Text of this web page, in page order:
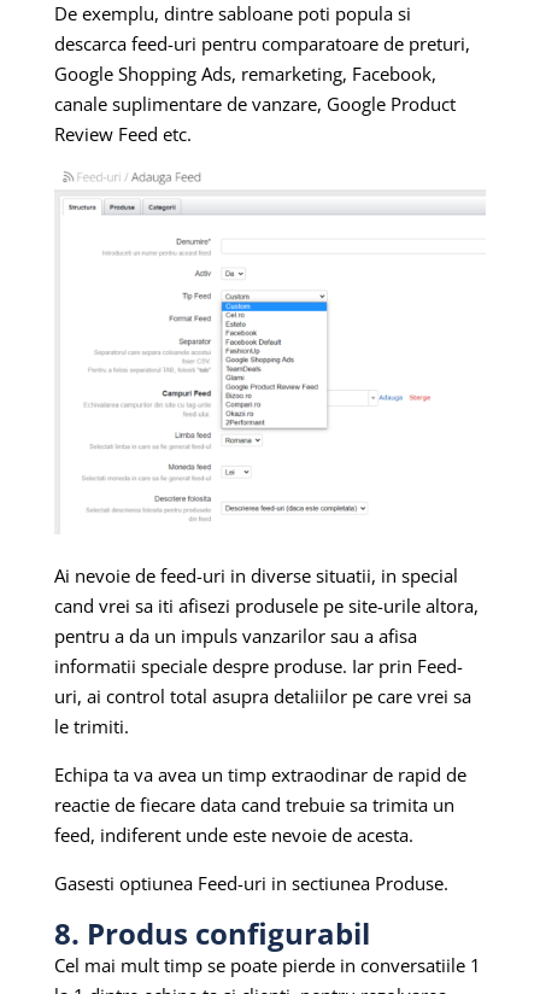
De exemplu, dintre sabloane poti popula si
descarca feed-uri pentru comparatoare de preturi,
Google Shopping Ads, remarketing, Facebook,
canale suplimentare de vanzare, Google Product
Review Feed etc.
Ai nevoie de feed-uri in diverse situatii, in special
cand vrei sa iti afisezi produsele pe site-urile altora,
pentru a da un impuls vanzarilor sau a afisa
informatii speciale despre produse. Iar prin Feed-
uri, ai control total asupra detaliilor pe care vrei sa
le trimiti.
Echipa ta va avea un timp extraodinar de rapid de
reactie de fiecare data cand trebuie sa trimita un
feed, indiferent unde este nevoie de acesta.
Gasesti optiunea Feed-uri in sectiunea Produse.
8. Produs configurabil
Cel mai mult timp se poate pierde in conversatiile 1